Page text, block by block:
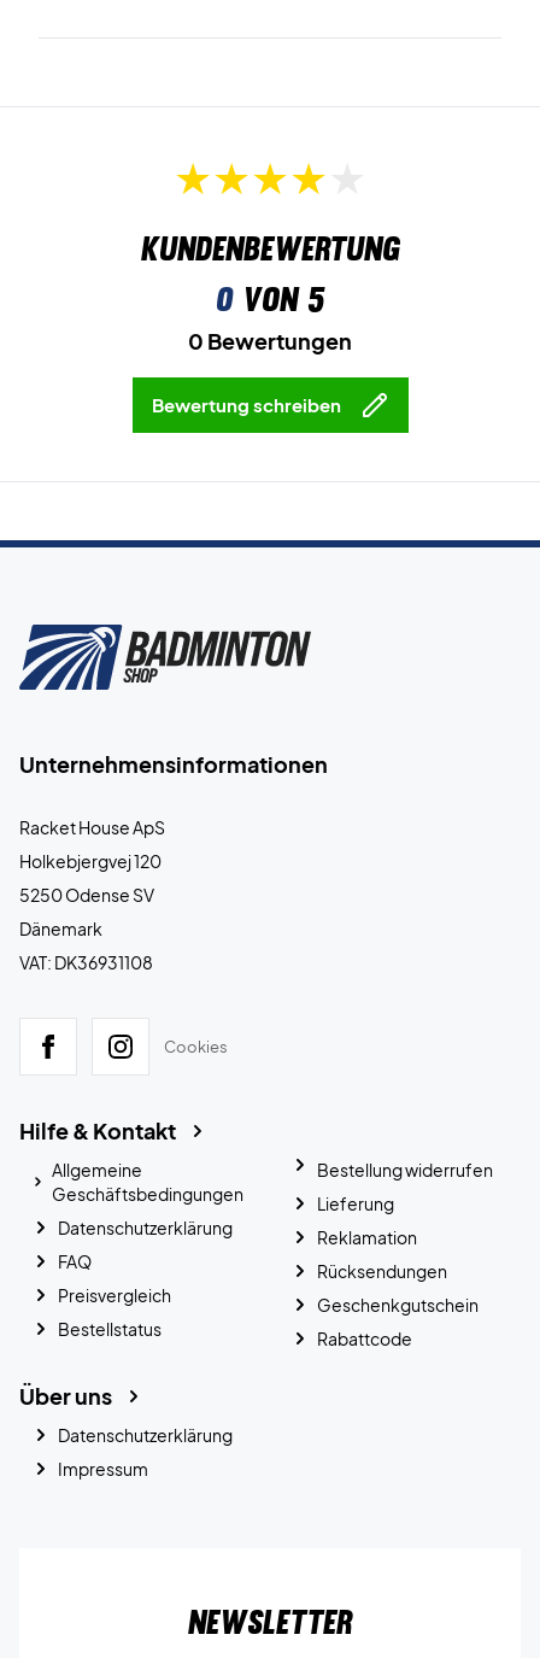
Kundenbewertung
0von 5
0 Bewertungen
Bewertung schreiben
Unternehmensinformationen
Racket House ApS
Holkebjergvej 120
5250 Odense SV
Dänemark
VAT: DK36931108
Cookies
Hilfe & Kontakt
Allgemeine
Geschäftsbedingungen
Datenschutzerklärung
FAQ
Preisvergleich
Bestellstatus
Bestellung widerrufen
Lieferung
Reklamation
Rücksendungen
Geschenkgutschein
Rabattcode
Über uns
Datenschutzerklärung
Impressum
Newsletter